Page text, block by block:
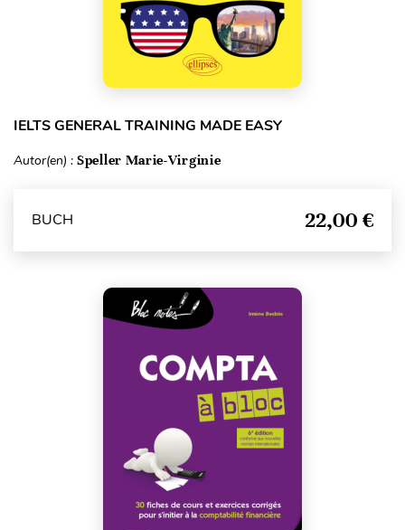
IELTS GENERAL TRAINING MADE EASY
Autor(en) : Speller Marie-Virginie
BUCH 22,00 €